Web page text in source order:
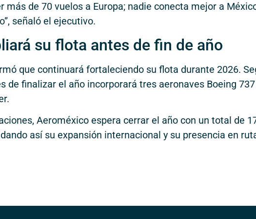
más de 70 vuelos a Europa; nadie conecta mejor a
señaló el ejecutivo.
su flota antes de fin de año
que continuará fortaleciendo su flota durante 2026.
de finalizar el año incorporará tres aeronaves Boeing 737
Aeroméxico espera cerrar el año con un total de
así su expansión internacional y su presencia en